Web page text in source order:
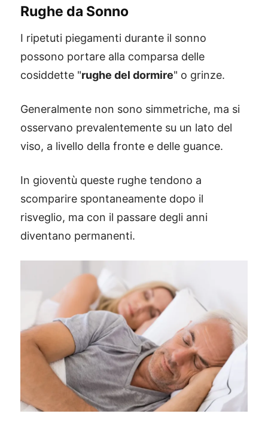
Rughe da Sonno
I ripetuti piegamenti durante il sonno
possono portare alla comparsa delle
cosiddette "rughe del dormire" o grinze.
Generalmente non sono simmetriche, ma si
osservano prevalentemente su un lato del
viso, a livello della fronte e delle guance.
In gioventù queste rughe tendono a
scomparire spontaneamente dopo il
risveglio, ma con il passare degli anni
diventano permanenti.